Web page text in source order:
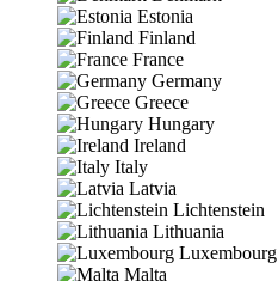
Estonia
Finland
France
Germany
Greece
Hungary
Ireland
Italy
Latvia
Lichtenstein
Lithuania
Luxembourg
Malta